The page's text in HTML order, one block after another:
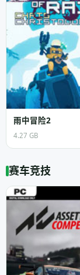
雨中冒险2
4.27 GB
赛车竞技